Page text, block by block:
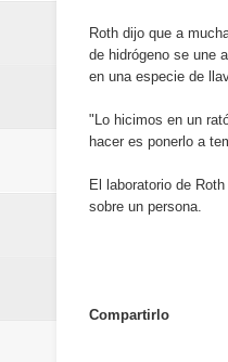
Roth dijo que a
de hidrógeno se une
en una especie de
"Lo hicimos en un
hacer es ponerlo a
El laboratorio de
sobre un persona.
Compartirlo